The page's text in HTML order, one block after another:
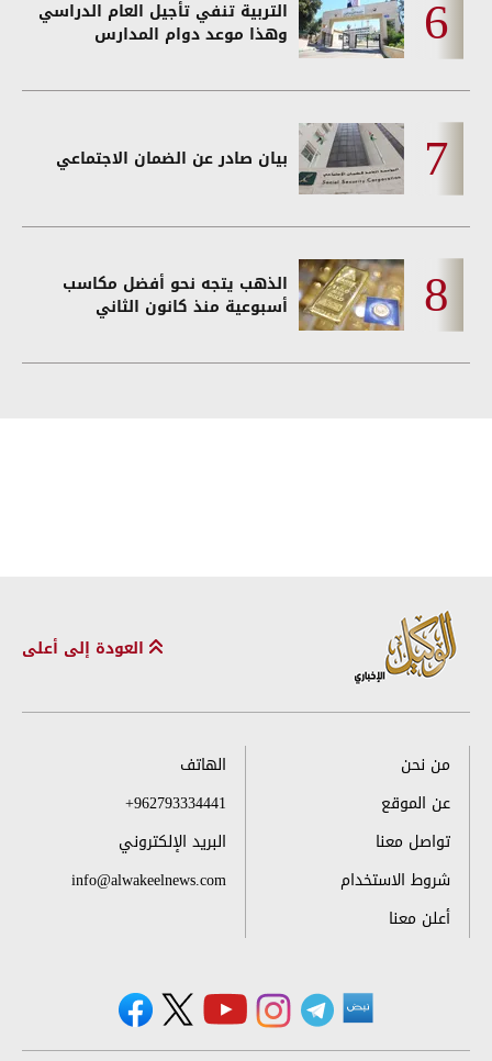
التربية تنفي تأجيل العام الدراسي
وهذا موعد دوام المدارس
بيان صادر عن الضمان الاجتماعي
الذهب يتجه نحو أفضل مكاسب
أسبوعية منذ كانون الثاني
العودة إلى أعلى
من نحن
عن الموقع
تواصل معنا
شروط الاستخدام
أعلن معنا
الهاتف
+962793334441
البريد الإلكتروني
info@alwakeelnews.com